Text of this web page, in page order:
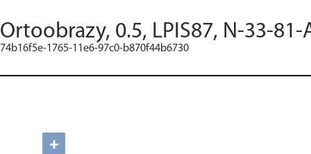
Ortoobrazy, 0.5, LPIS87, N-33-
74b16f5e-1765-11e6-97c0-b870f44b6730
+